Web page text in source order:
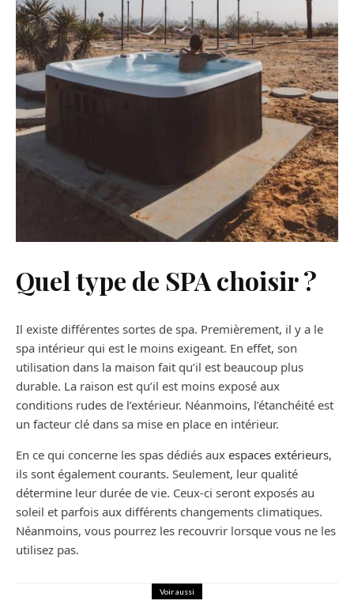
Quel type de SPA choisir ?
Il existe différentes sortes de spa. Premièrement, il y a le
spa intérieur qui est le moins exigeant. En effet, son
utilisation dans la maison fait qu’il est beaucoup plus
durable. La raison est qu’il est moins exposé aux
conditions rudes de l’extérieur. Néanmoins, l’étanchéité est
un facteur clé dans sa mise en place en intérieur.
En ce qui concerne les spas dédiés aux espaces extérieurs,
ils sont également courants. Seulement, leur qualité
détermine leur durée de vie. Ceux-ci seront exposés au
soleil et parfois aux différents changements climatiques.
Néanmoins, vous pourrez les recouvrir lorsque vous ne les
utilisez pas.
Voir aussi